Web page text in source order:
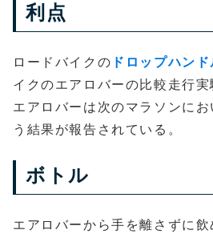
利点
ロードバイクの ドロップハンド
イクのエアロバーの比較走行実
エアロバーは次のマラソンに
う結果が報告されている。
ボトル
エアロバーから手を離さずに飲